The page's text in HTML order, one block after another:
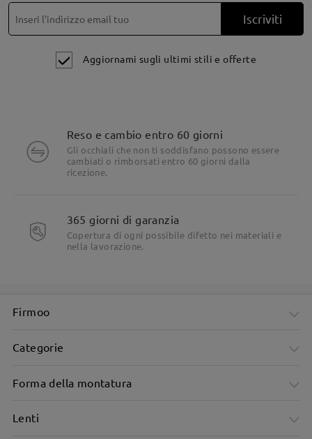
Iscriviti
Aggiornami sugli ultimi stili e offerte
Reso e cambio entro 60 giorni
Gli occhiali che non ti soddisfano possono essere
cambiati o rimborsati entro 60 giorni dalla
ricezione.
365 giorni di garanzia
Copertura di ogni possibile difetto nei materiali e
nella lavorazione.
Firmoo
Categorie
Forma della montatura
Lenti